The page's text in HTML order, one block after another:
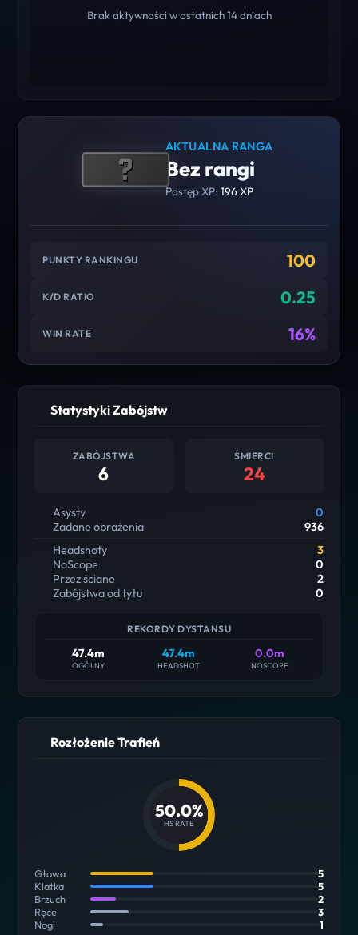
Brak aktywności w ostatnich 14 dniach
AKTUALNA RANGA
Bez rangi
Postęp XP: 196 XP
PUNKTY RANKINGU 100
K/D RATIO 0.25
WIN RATE 16%
Statystyki Zabójstw
ZABÓJSTWA
6
ŚMIERCI
24
Asysty
0
Zadane obrażenia
936
Headshoty
3
NoScope
0
Przez ściane
2
Zabójstwa od tyłu
0
REKORDY DYSTANSU
47.4m
OGÓLNY
47.4m
HEADSHOT
0.0m
NOSCOPE
Rozłożenie Trafień
50.0%
HS RATE
Głowa
5
Klatka
5
Brzuch
2
Ręce
3
Nogi
1